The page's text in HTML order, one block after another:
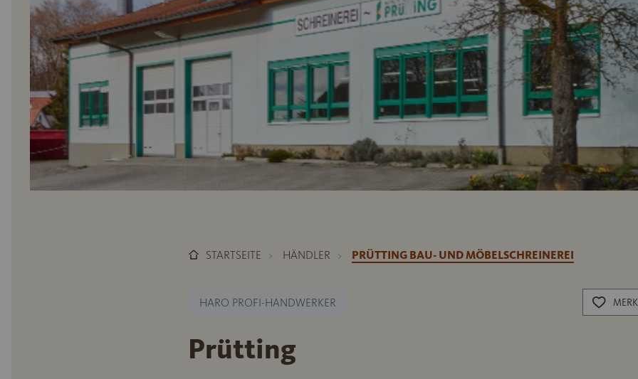
STARTSEITE HÄNDLER PRÜTTING BAU- UND MÖBELSCHREINEREI
HARO PROFI-HANDWERKER
Prütting